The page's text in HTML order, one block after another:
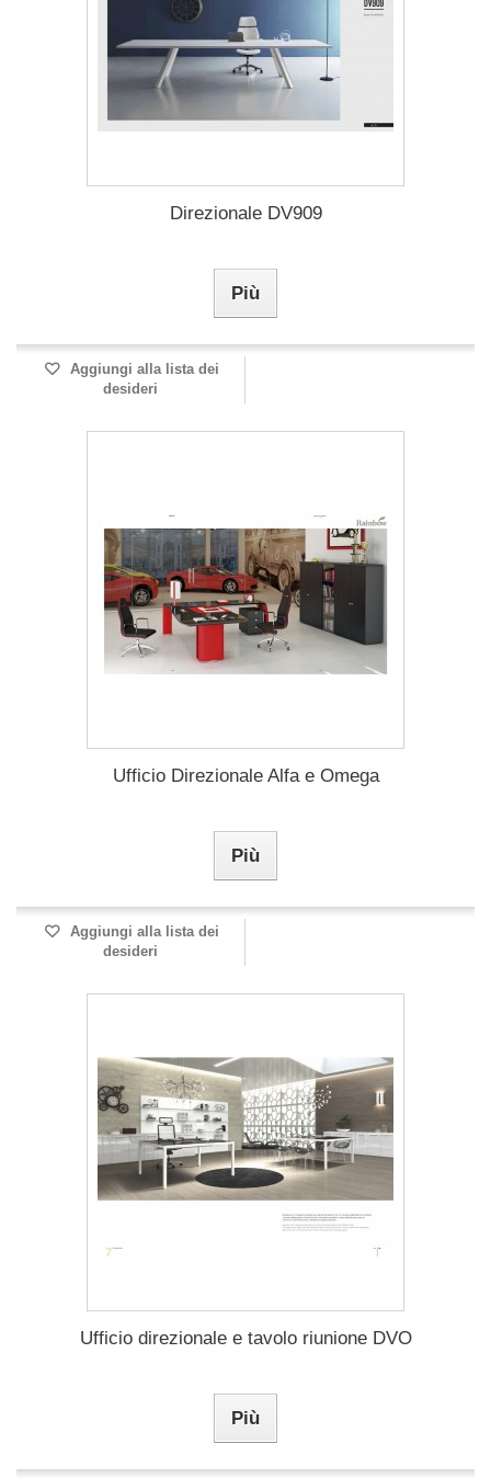
Direzionale DV909
Più
Aggiungi alla lista dei
desideri
Ufficio Direzionale Alfa e Omega
Più
Aggiungi alla lista dei
desideri
Ufficio direzionale e tavolo riunione DVO
Più